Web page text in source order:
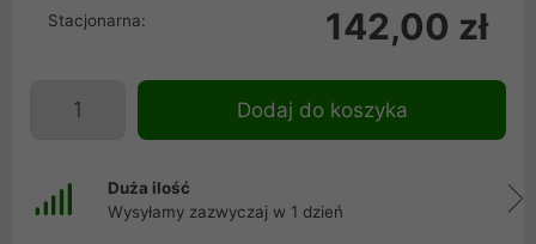
Stacjonarna: 142,00 zł
Dodaj do koszyka
Duża ilość
Wysyłamy zazwyczaj w 1 dzień